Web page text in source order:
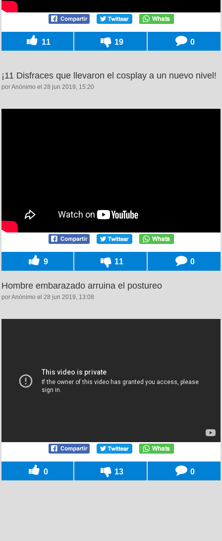
11 19 0
¡11 Disfraces que llevaron el cosplay a un nuevo nivel!
por Anónimo el 28 jun 2019, 15:20
9 11 0
Hombre embarazado arruina el postureo
por Anónimo el 28 jun 2019, 13:08
0 13 0